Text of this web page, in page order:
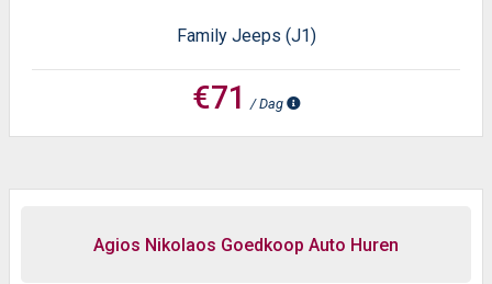
Family Jeeps (J1)
€71 / Dag
Agios Nikolaos Goedkoop Auto Huren